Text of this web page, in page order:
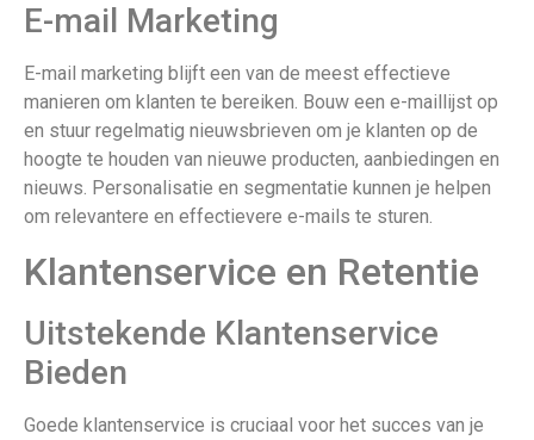
E-mail Marketing
E-mail marketing blijft een van de meest effectieve
manieren om klanten te bereiken. Bouw een e-maillijst op
en stuur regelmatig nieuwsbrieven om je klanten op de
hoogte te houden van nieuwe producten, aanbiedingen en
nieuws. Personalisatie en segmentatie kunnen je helpen
om relevantere en effectievere e-mails te sturen.
Klantenservice en Retentie
Uitstekende Klantenservice
Bieden
Goede klantenservice is cruciaal voor het succes van je